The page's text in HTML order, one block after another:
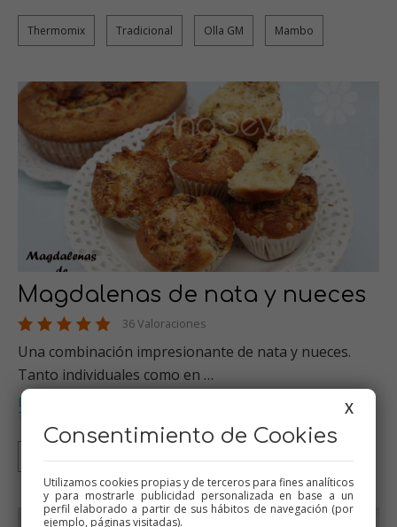
Thermomix Tradicional Olla GM Mambo
Magdalenas de nata y nueces
36 Valoraciones
Una combinación impresionante de nata y nueces.
Tanto individuales como en …
Dulces varios Recetas para olla GM
Tradicional X
Consentimiento de Cookies
Utilizamos cookies propias y de terceros para fines analíticos
y para mostrarle publicidad personalizada en base a un
perfil elaborado a partir de sus hábitos de navegación (por
ejemplo, páginas visitadas).